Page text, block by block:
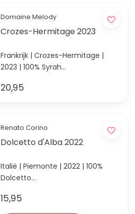
Domaine Melody
Crozes-Hermitage 2023
Frankrijk | Crozes-Hermitage |
2023 | 100% Syrah
Rhône
20,95
Renato Corino
Dolcetto d'Alba 2022
Italië | Piemonte | 2022 | 100%
Dolcetto
hebben geproefd!
15,95